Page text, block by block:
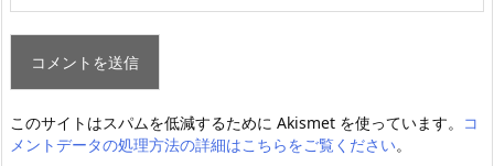
このサイトはスパムを低減するために Akismet を使っています。
コ
メントデータの処理方法の詳細はこちらをご覧ください。